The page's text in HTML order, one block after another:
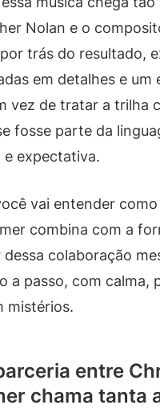
Nolan e o
trás do resultado,
em detalhes e
vez de tratar a trilha
fosse parte da
expectativa.
vai entender
combina com a
colaboração
a passo, com calma,
mistérios.
entre
chama tanta